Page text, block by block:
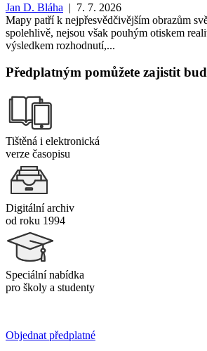
Jan D. Bláha | 7. 7. 2026
Mapy patří k nejpřesvědčivějším obrazům
spolehlivě, nejsou však pouhým otiskem
výsledkem rozhodnutí,...
Předplatným pomůžete zajistit
Tištěná i elektronická
verze časopisu
Digitální archiv
od roku 1994
Speciální nabídka
pro školy a studenty
Objednat předplatné